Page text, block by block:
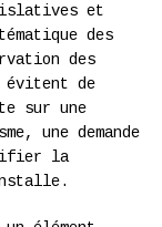
et
des
des
évitent de
sur une
une demande
la